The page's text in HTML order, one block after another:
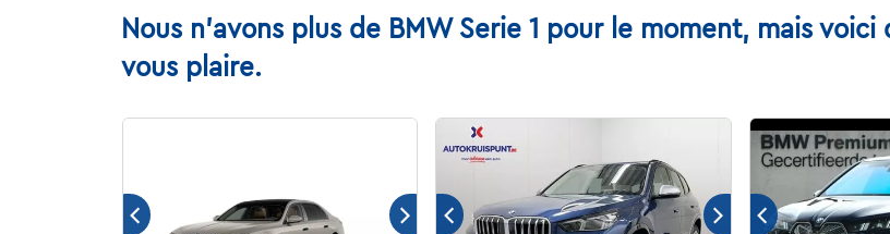
Nous n'avons plus de BMW Serie 1 pour le moment, mais
vous plaire.